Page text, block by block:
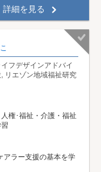
詳細を見る
フデザインアドバイ
リエゾン地域福祉研究
権･福祉・介護・福祉
ラー支援の基本を学